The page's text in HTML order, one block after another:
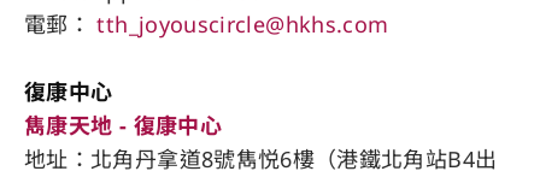
電郵：tth_joyouscircle@hkhs.com
復康中心
雋康天地 - 復康中心
地址：北角丹拿道8號雋悦6樓（港鐵北角站​B4出